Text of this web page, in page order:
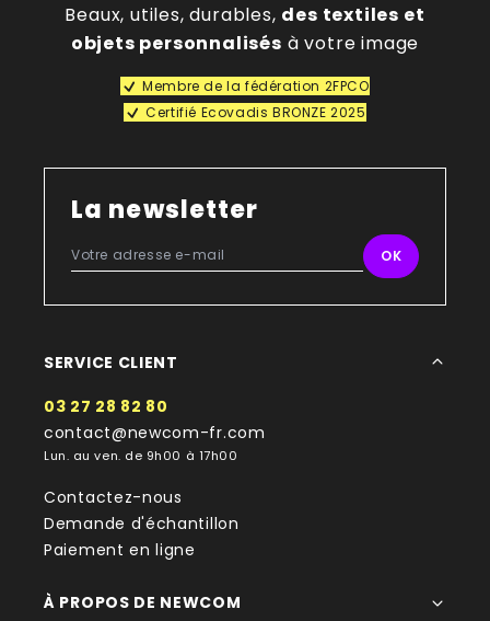
Beaux, utiles, durables, des textiles et
objets personnalisés à votre image
Membre de la fédération 2FPCO
Certifié Ecovadis BRONZE 2025
La newsletter
SERVICE CLIENT
03 27 28 82 80
contact@newcom-fr.com
Lun. au ven. de 9h00 à 17h00
Contactez-nous
Demande d'échantillon
Paiement en ligne
À PROPOS DE NEWCOM